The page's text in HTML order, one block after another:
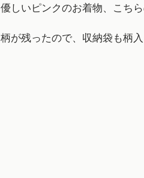
優しいピンクのお着物、こち
柄が残ったので、収納袋も柄